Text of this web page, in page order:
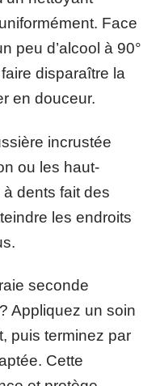
Face
peu d’alcool à 90°
disparaître la
en douceur.
incrustée
ou les haut-
dents fait des
les endroits
seconde
Appliquez un soin
puis terminez par
Cette